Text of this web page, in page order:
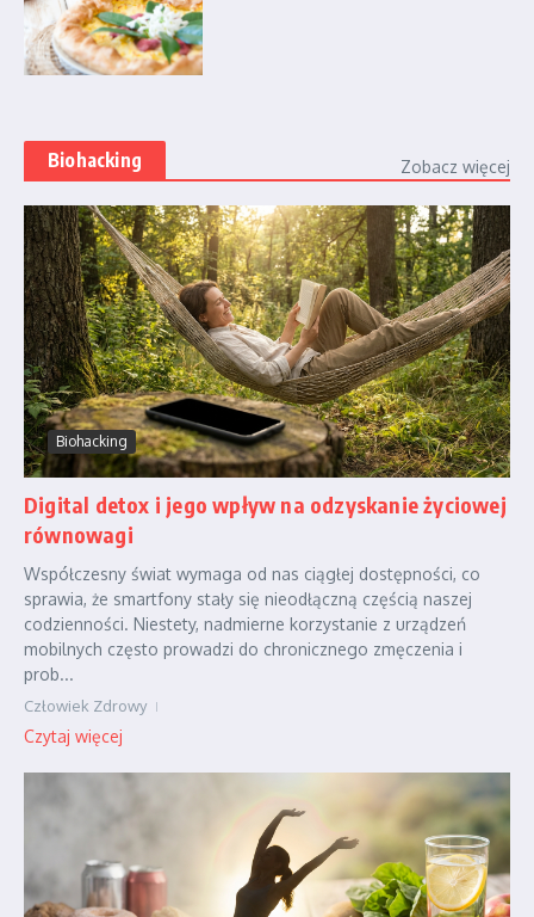
Biohacking Zobacz więcej
Biohacking
Digital detox i jego wpływ na odzyskanie życiowej
równowagi
Współczesny świat wymaga od nas ciągłej dostępności, co
sprawia, że smartfony stały się nieodłączną częścią naszej
codzienności. Niestety, nadmierne korzystanie z urządzeń
mobilnych często prowadzi do chronicznego zmęczenia i
prob...
Człowiek Zdrowy
Czytaj więcej